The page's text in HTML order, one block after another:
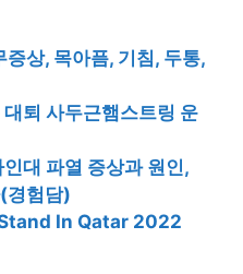
상, 목아픔, 기침, 두통,
퇴 사두근햄스트링 운
대 파열 증상과 원인,
경험담)
In Qatar 2022